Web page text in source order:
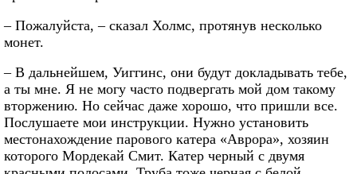
– Пожалуйста, – сказал Холмс, протянув несколько
монет.
– В дальнейшем, Уиггинс, они будут докладывать тебе,
а ты мне. Я не могу часто подвергать мой дом такому
вторжению. Но сейчас даже хорошо, что пришли все.
Послушаете мои инструкции. Нужно установить
местонахождение парового катера «Аврора», хозяин
которого Мордекай Смит. Катер черный с двумя